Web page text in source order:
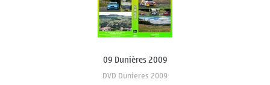
09 Dunières 2009
DVD Dunieres 2009